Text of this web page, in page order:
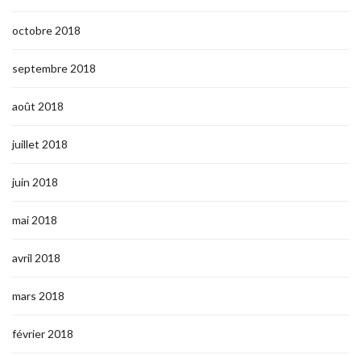
octobre 2018
septembre 2018
août 2018
juillet 2018
juin 2018
mai 2018
avril 2018
mars 2018
février 2018